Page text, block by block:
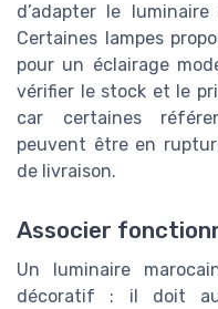
d’adapter le
Certaines lampes
pour un éclairage
vérifier le stock et le
car certaines
peuvent être en
de livraison.
Associer
Un luminaire
décoratif : il doit